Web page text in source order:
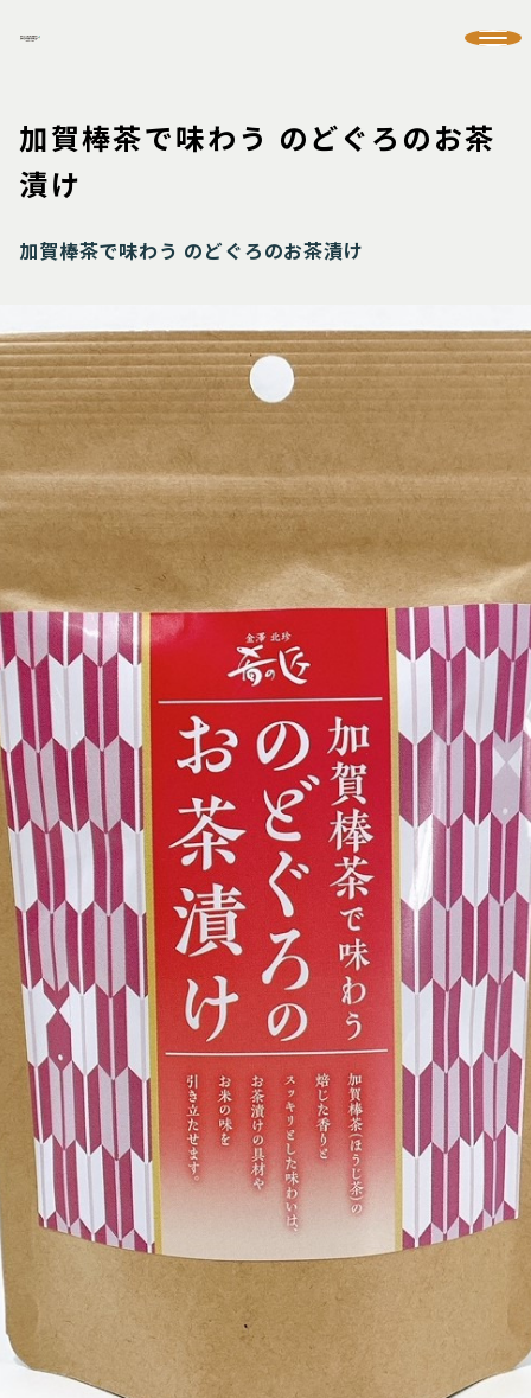
加賀棒茶で味わう のどぐろのお茶
漬け
加賀棒茶で味わう のどぐろのお茶漬け